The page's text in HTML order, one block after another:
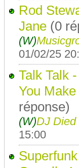
Rod
Jane (0
(W)
01/02/25
Talk Talk
You Make
réponse)
(W)DJ Died
15:00